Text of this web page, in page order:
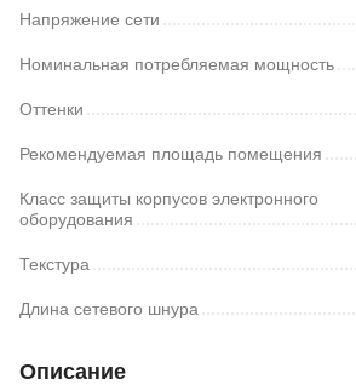
Напряжение сети
Номинальная потребляемая мощность
Оттенки
Рекомендуемая площадь помещения
Класс защиты корпусов электронного
оборудования
Текстура
Длина сетевого шнура
Описание